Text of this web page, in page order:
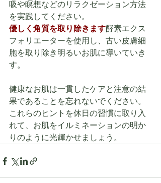
吸や瞑想などのリラクゼーション方法
を実践してください。
優しく角質を取り除きます酵素エクス
フォリエーターを使用し、古い皮膚細
胞を取り除き明るいお肌に導いていき
す。
健康なお肌は一貫したケアと注意の結
果であることを忘れないでください。
これらのヒントを休日の習慣に取り入
れて、お肌をイルミネーションの明か
りのように光輝かせましょう。